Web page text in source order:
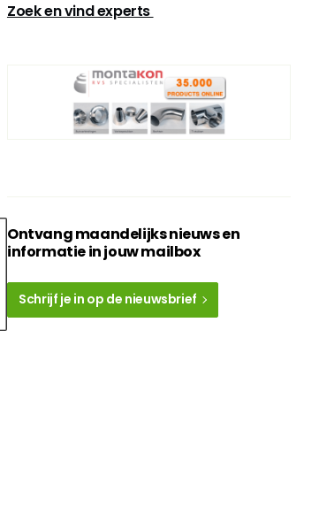
Zoek en vind experts
Ontvang maandelijks nieuws en
informatie in jouw mailbox
Schrijf je in op de nieuwsbrief